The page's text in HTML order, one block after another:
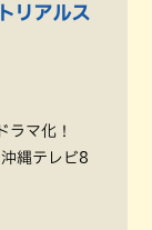
リアルス
ラマ化！
縄テレビ8